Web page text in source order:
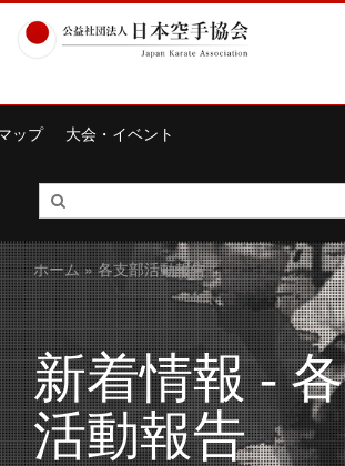
ップ 大会・イベント
ホーム» 各支部活動報告
新着情報 -
活動報告